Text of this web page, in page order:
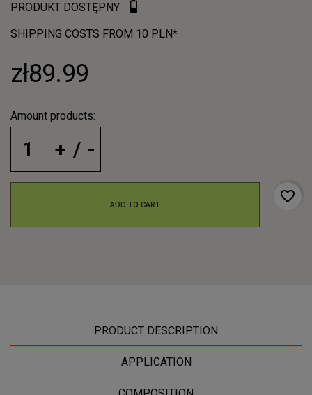
PRODUKT DOSTĘPNY
SHIPPING COSTS FROM 10 PLN*
zł89.99
Amount products:
ADD TO CART
favorite_border
PRODUCT DESCRIPTION
APPLICATION